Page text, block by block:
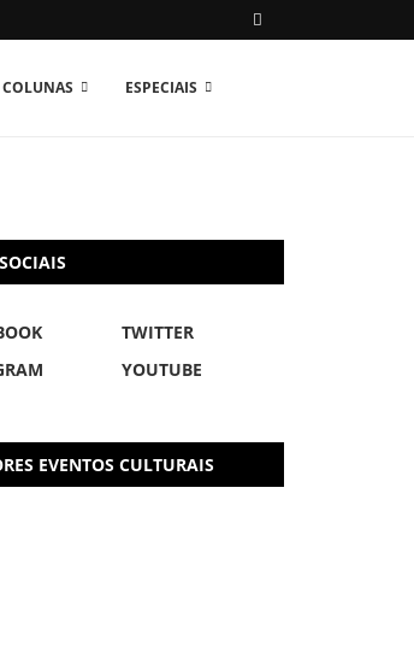
COLUNAS ESPECIAIS
TWITTER
YOUTUBE
EVENTOS CULTURAIS